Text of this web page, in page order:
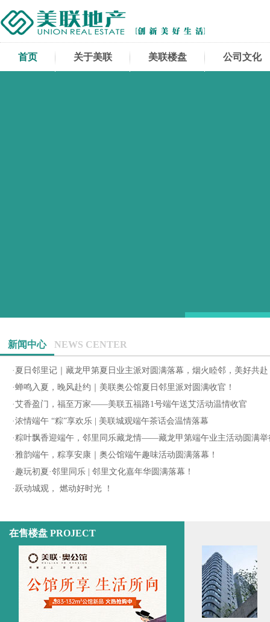
首页 关于美联 美联楼盘 公司文化
新闻中心 NEWS CENTER
· 夏日邻里记｜藏龙甲第夏日业主派对圆满落幕，烟火睦邻，美好共赴
·蝉鸣入夏，晚风赴约｜美联奥公馆夏日邻里派对圆满收官！
·艾香盈门，福至万家——美联五福路1号端午送艾活动温情收官
·浓情端午 “粽”享欢乐 | 美联城观端午茶话会温情落幕
·粽叶飘香迎端午，邻里同乐藏龙情——藏龙甲第端午业主活动圆满举
·雅韵端午，粽享安康｜奥公馆端午趣味活动圆满落幕！
· 趣玩初夏·邻里同乐 | 邻里文化嘉年华圆满落幕！
·跃动城观， 燃动好时光 ！
在售楼盘 PROJECT